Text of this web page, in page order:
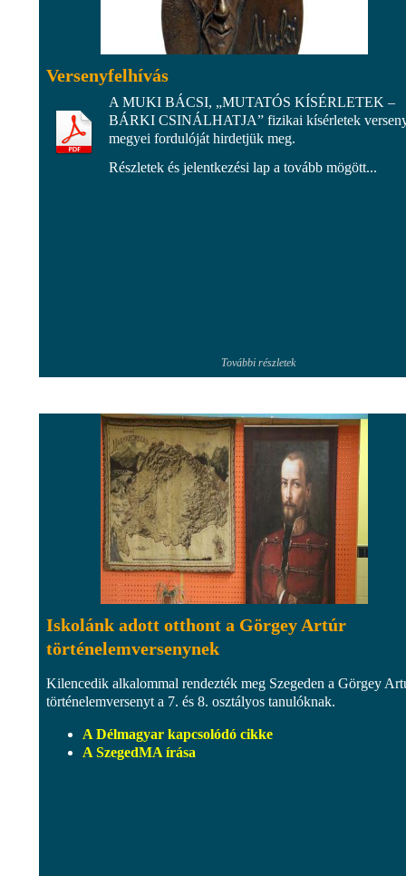
Versenyfelhívás
A MUKI BÁCSI, „MUTATÓS KÍSÉRLETEK –
BÁRKI CSINÁLHATJA” fizikai kísérletek
megyei fordulóját hirdetjük meg.
Részletek és jelentkezési lap a tovább mögött...
További részletek
Iskolánk adott otthont a Görgey Artúr
történelemversenynek
Kilencedik alkalommal rendezték meg Szegeden a Görgey
történelemversenyt a 7. és 8. osztályos tanulóknak.
A Délmagyar kapcsolódó cikke
A SzegedMA írása